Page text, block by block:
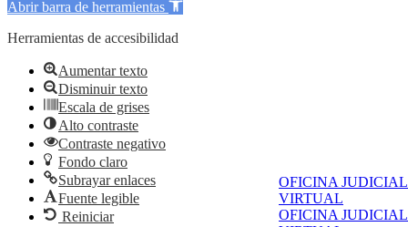
OFICINA JUDICIAL
VIRTUAL
OFICINA JUDICIAL
Abrir barra de herramientas
Herramientas de accesibilidad
Aumentar texto
Disminuir texto
Escala de grises
Alto contraste
Contraste negativo
Fondo claro
Subrayar enlaces
Fuente legible
Reiniciar